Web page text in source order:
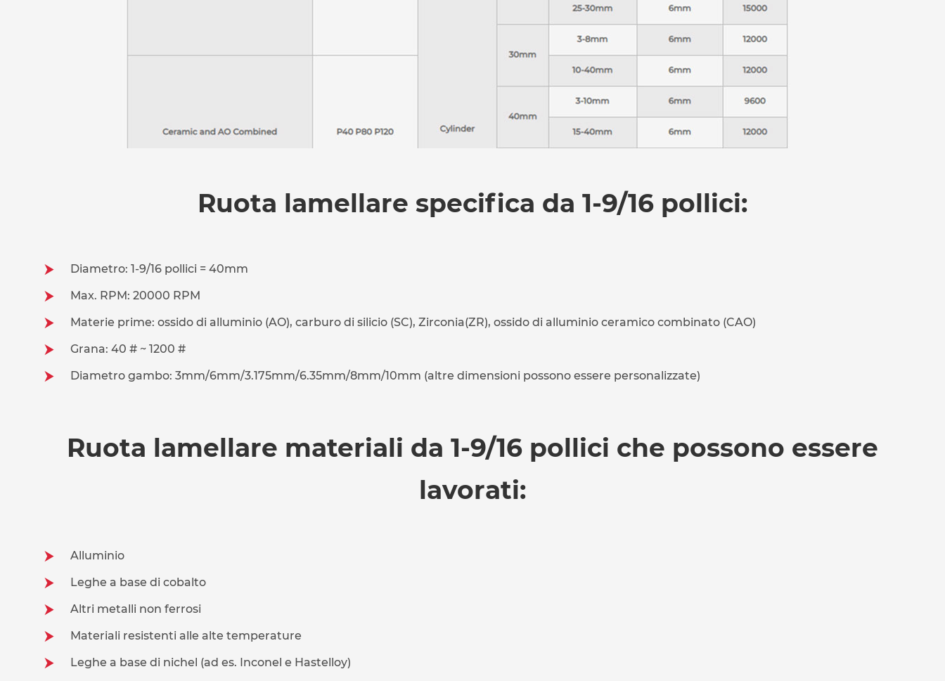
Ruota lamellare specifica da 1-9/16 pollici:
Diametro: 1-9/16 pollici = 40mm
Max. RPM: 20000 RPM
Materie prime: ossido di alluminio (AO), carburo di silicio (SC), Zirconia(ZR), ossido di alluminio ceramico combinato (CAO)
Grana: 40 # ~ 1200 #
Diametro gambo: 3mm/6mm/3.175mm/6.35mm/8mm/10mm (altre dimensioni possono essere personalizzate)
Ruota lamellare materiali da 1-9/16 pollici che possono essere
lavorati:
Alluminio
Leghe a base di cobalto
Altri metalli non ferrosi
Materiali resistenti alle alte temperature
Leghe a base di nichel (ad es. Inconel e Hastelloy)